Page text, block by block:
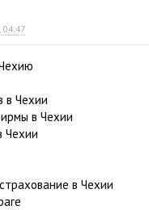
04:47
в Чехии
в Чехии
Чехии
в Чехии